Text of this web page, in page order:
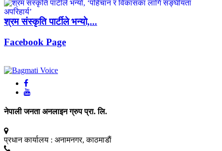
श्रम संस्कृति पार्टीले भन्यो,...
Facebook Page
नेपाली जनता अनलाइन ग्रुप प्रा. लि.
प्रधान कार्यालय : अनामनगर, काठमाडाैं